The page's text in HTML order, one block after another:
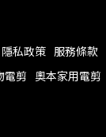
隱私政策 服務條款
電剪 奧本家用電剪